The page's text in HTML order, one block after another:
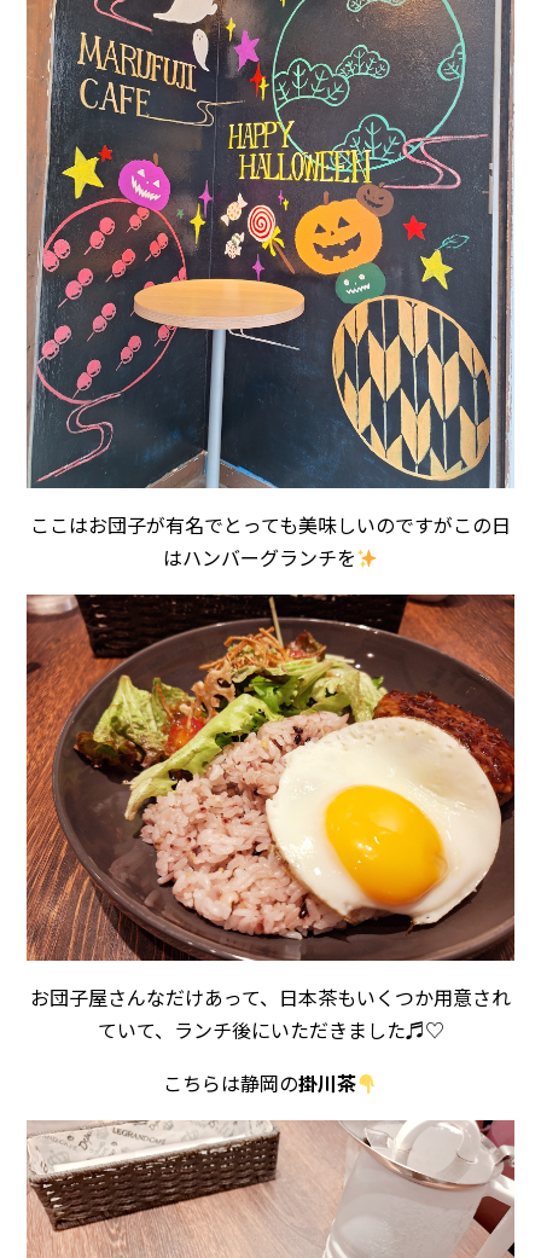
ここはお団子が有名でとっても美味しいのですがこの日
はハンバーグランチを
お団子屋さんなだけあって、日本茶もいくつか用意され
ていて、ランチ後にいただきました♬♡
こちらは静岡の掛川茶